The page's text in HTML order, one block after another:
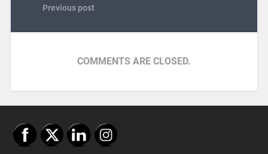
Previous post
COMMENTS ARE CLOSED.